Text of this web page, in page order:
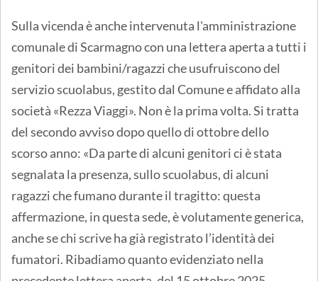
Sulla vicenda è anche intervenuta l'amministrazione
comunale di Scarmagno con una lettera aperta a tutti i
genitori dei bambini/ragazzi che usufruiscono del
servizio scuolabus, gestito dal Comune e affidato alla
società «Rezza Viaggi». Non è la prima volta. Si tratta
del secondo avviso dopo quello di ottobre dello
scorso anno: «Da parte di alcuni genitori ci è stata
segnalata la presenza, sullo scuolabus, di alcuni
ragazzi che fumano durante il tragitto: questa
affermazione, in questa sede, è volutamente generica,
anche se chi scrive ha già registrato l’identità dei
fumatori. Ribadiamo quanto evidenziato nella